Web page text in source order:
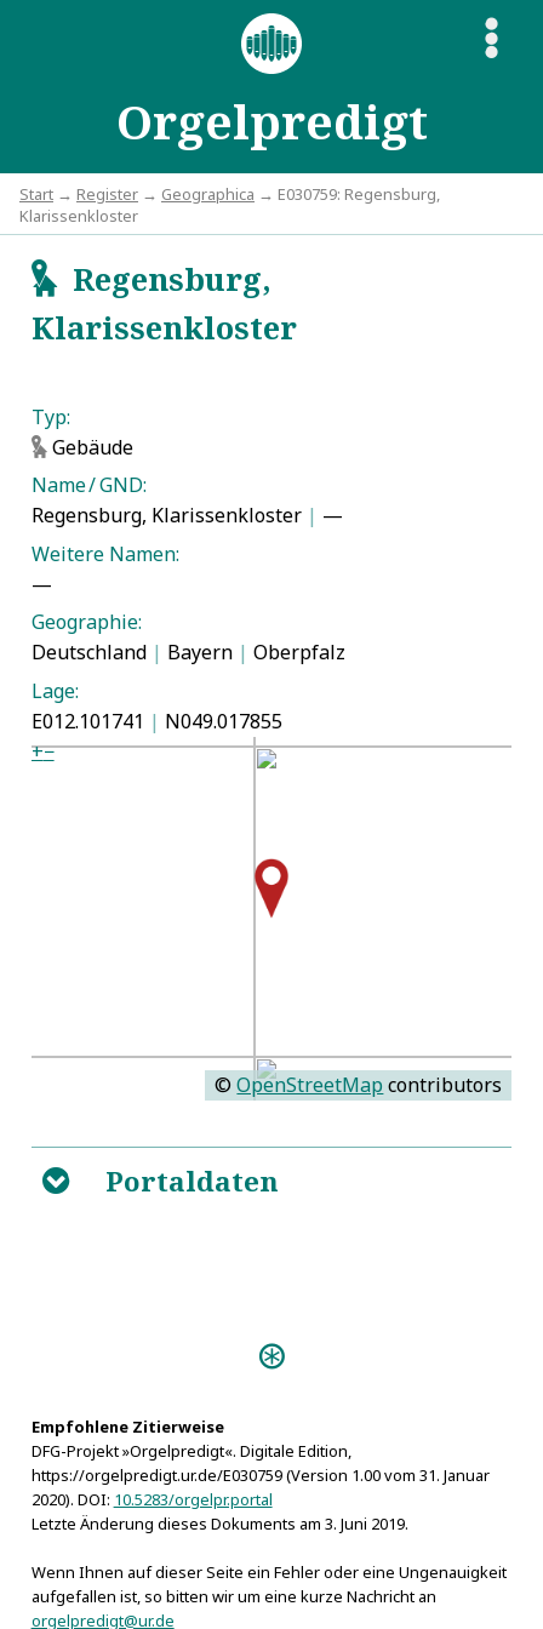
Orgelpredigt
S
Start → Register → Geographica → E030759: Regensburg,
Klarissenkloster
gRegensburg,
Klarissenkloster
Typ:
gGebäude
Name / GND:
Regensburg, Klarissenkloster | —
Weitere Namen:
—
Geographie:
Deutschland | Bayern | Oberpfalz
Lage:
E012.101741 | N049.017855
+−
©OpenStreetMap contributors
B Portaldaten
Musicalische Orgel= Lob= und
Empfohlene Zitierweise
DFG-Projekt »Orgelpredigt«. Digitale Edition,
https://orgelpredigt.ur.de/E030759 (Version 1.00 vom 31. Januar
2020). DOI: 10.5283/orgelpr.portal
Letzte Änderung dieses Dokuments am 3. Juni 2019.
Wenn Ihnen auf dieser Seite ein Fehler oder eine Ungenauigkeit
aufgefallen ist, so bitten wir um eine kurze Nachricht an
orgelpredigt@ur.de